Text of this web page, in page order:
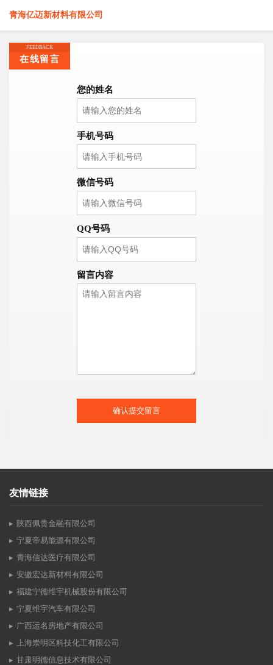
青海亿迈新材料有限公司
FEEDBACK
在线留言
您的姓名
手机号码
微信号码
QQ号码
留言内容
确认提交留言
友情链接
陕西佩贵金融有限公司
宁夏帝易能源有限公司
青海信达医疗有限公司
安徽宏达新材料有限公司
福建宁德维宇机械股份有限公司
宁夏维宇汽车有限公司
广西运名房地产有限公司
上海崇明区科技化工有限公司
甘肃明德信息技术有限公司